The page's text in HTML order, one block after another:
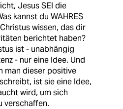
Jesus SEI die
kannst du WAHRES
wissen, das dir
berichtet haben?
ist - unabhängig
- nur eine Idee. Und
man dieser positive
ist sie eine Idee,
wird, um sich
verschaffen.